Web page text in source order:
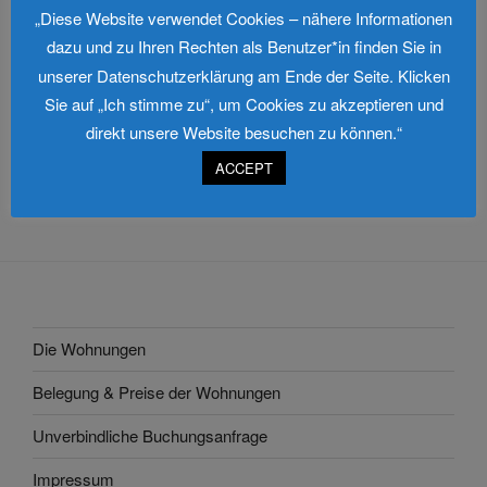
Beitragsnavigation
Ferienwohnung Haffblick 52
Die Wohnungen
Belegung & Preise der Wohnungen
Unverbindliche Buchungsanfrage
Impressum
„Diese Website verwendet Cookies – nähere Informationen
dazu und zu Ihren Rechten als Benutzer*in finden Sie in
unserer Datenschutzerklärung am Ende der Seite. Klicken
Sie auf „Ich stimme zu“, um Cookies zu akzeptieren und
direkt unsere Website besuchen zu können.“
ACCEPT